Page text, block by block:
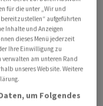
Islamische
wieder in Richtung
auch US-Truppen
für die unter „Wir und
aufgeführten
Inhalte und Anzeigen
dieses Menü jederzeit
Ihre Einwilligung zu
am unteren Rand
unseres Website. Weitere
um Folgendes